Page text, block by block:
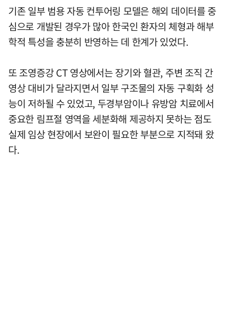
기존 일부 범용 자동 컨투어링 모델은 해외 데이터를 중
심으로 개발된 경우가 많아 한국인 환자의 체형과 해부
학적 특성을 충분히 반영하는 데 한계가 있었다.
또 조영증강 CT 영상에서는 장기와 혈관, 주변 조직 간
영상 대비가 달라지면서 일부 구조물의 자동 구획화 성
능이 저하될 수 있었고, 두경부암이나 유방암 치료에서
중요한 림프절 영역을 세분화해 제공하지 못하는 점도
실제 임상 현장에서 보완이 필요한 부분으로 지적돼 왔
다.